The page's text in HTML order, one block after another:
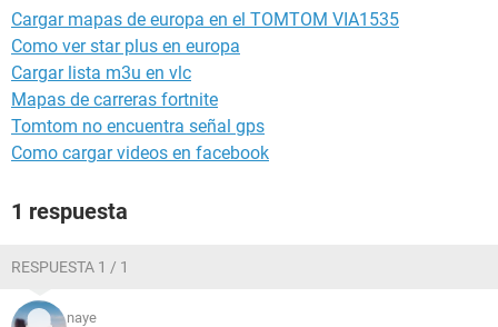
Cargar mapas de europa en el TOMTOM VIA1535
Como ver star plus en europa
Cargar lista m3u en vlc
Mapas de carreras fortnite
Tomtom no encuentra señal gps
Como cargar videos en facebook
1 respuesta
RESPUESTA 1 / 1
naye